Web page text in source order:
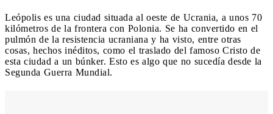
Leópolis es una ciudad situada al oeste de Ucrania, a unos 70
kilómetros de la frontera con Polonia. Se ha convertido en el
pulmón de la resistencia ucraniana y ha visto, entre otras
cosas, hechos inéditos, como el traslado del famoso Cristo de
esta ciudad a un búnker. Esto es algo que no sucedía desde la
Segunda Guerra Mundial.